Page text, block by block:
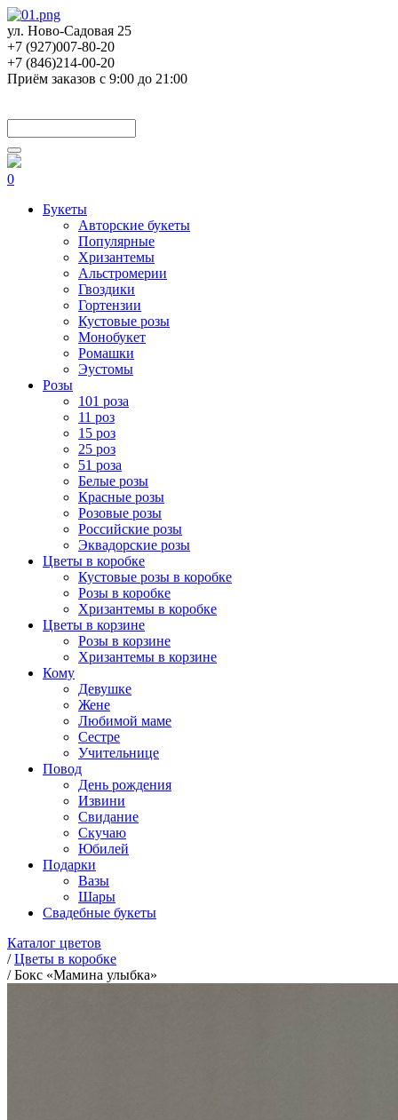
ул. Ново-Садовая 25
+7 (927)007-80-20
+7 (846)214-00-20
Приём заказов с 9:00 до 21:00
0
Букеты
Авторские букеты
Популярные
Хризантемы
Альстромерии
Гвоздики
Гортензии
Кустовые розы
Монобукет
Ромашки
Эустомы
Розы
101 роза
11 роз
15 роз
25 роз
51 роза
Белые розы
Красные розы
Розовые розы
Российские розы
Эквадорские розы
Цветы в коробке
Кустовые розы в коробке
Розы в коробке
Хризантемы в коробке
Цветы в корзине
Розы в корзине
Хризантемы в корзине
Кому
Девушке
Жене
Любимой маме
Сестре
Учительнице
Повод
День рождения
Извини
Свидание
Скучаю
Юбилей
Подарки
Вазы
Шары
Свадебные букеты
Каталог цветов
/Цветы в коробке
/Бокс «Мамина улыбка»